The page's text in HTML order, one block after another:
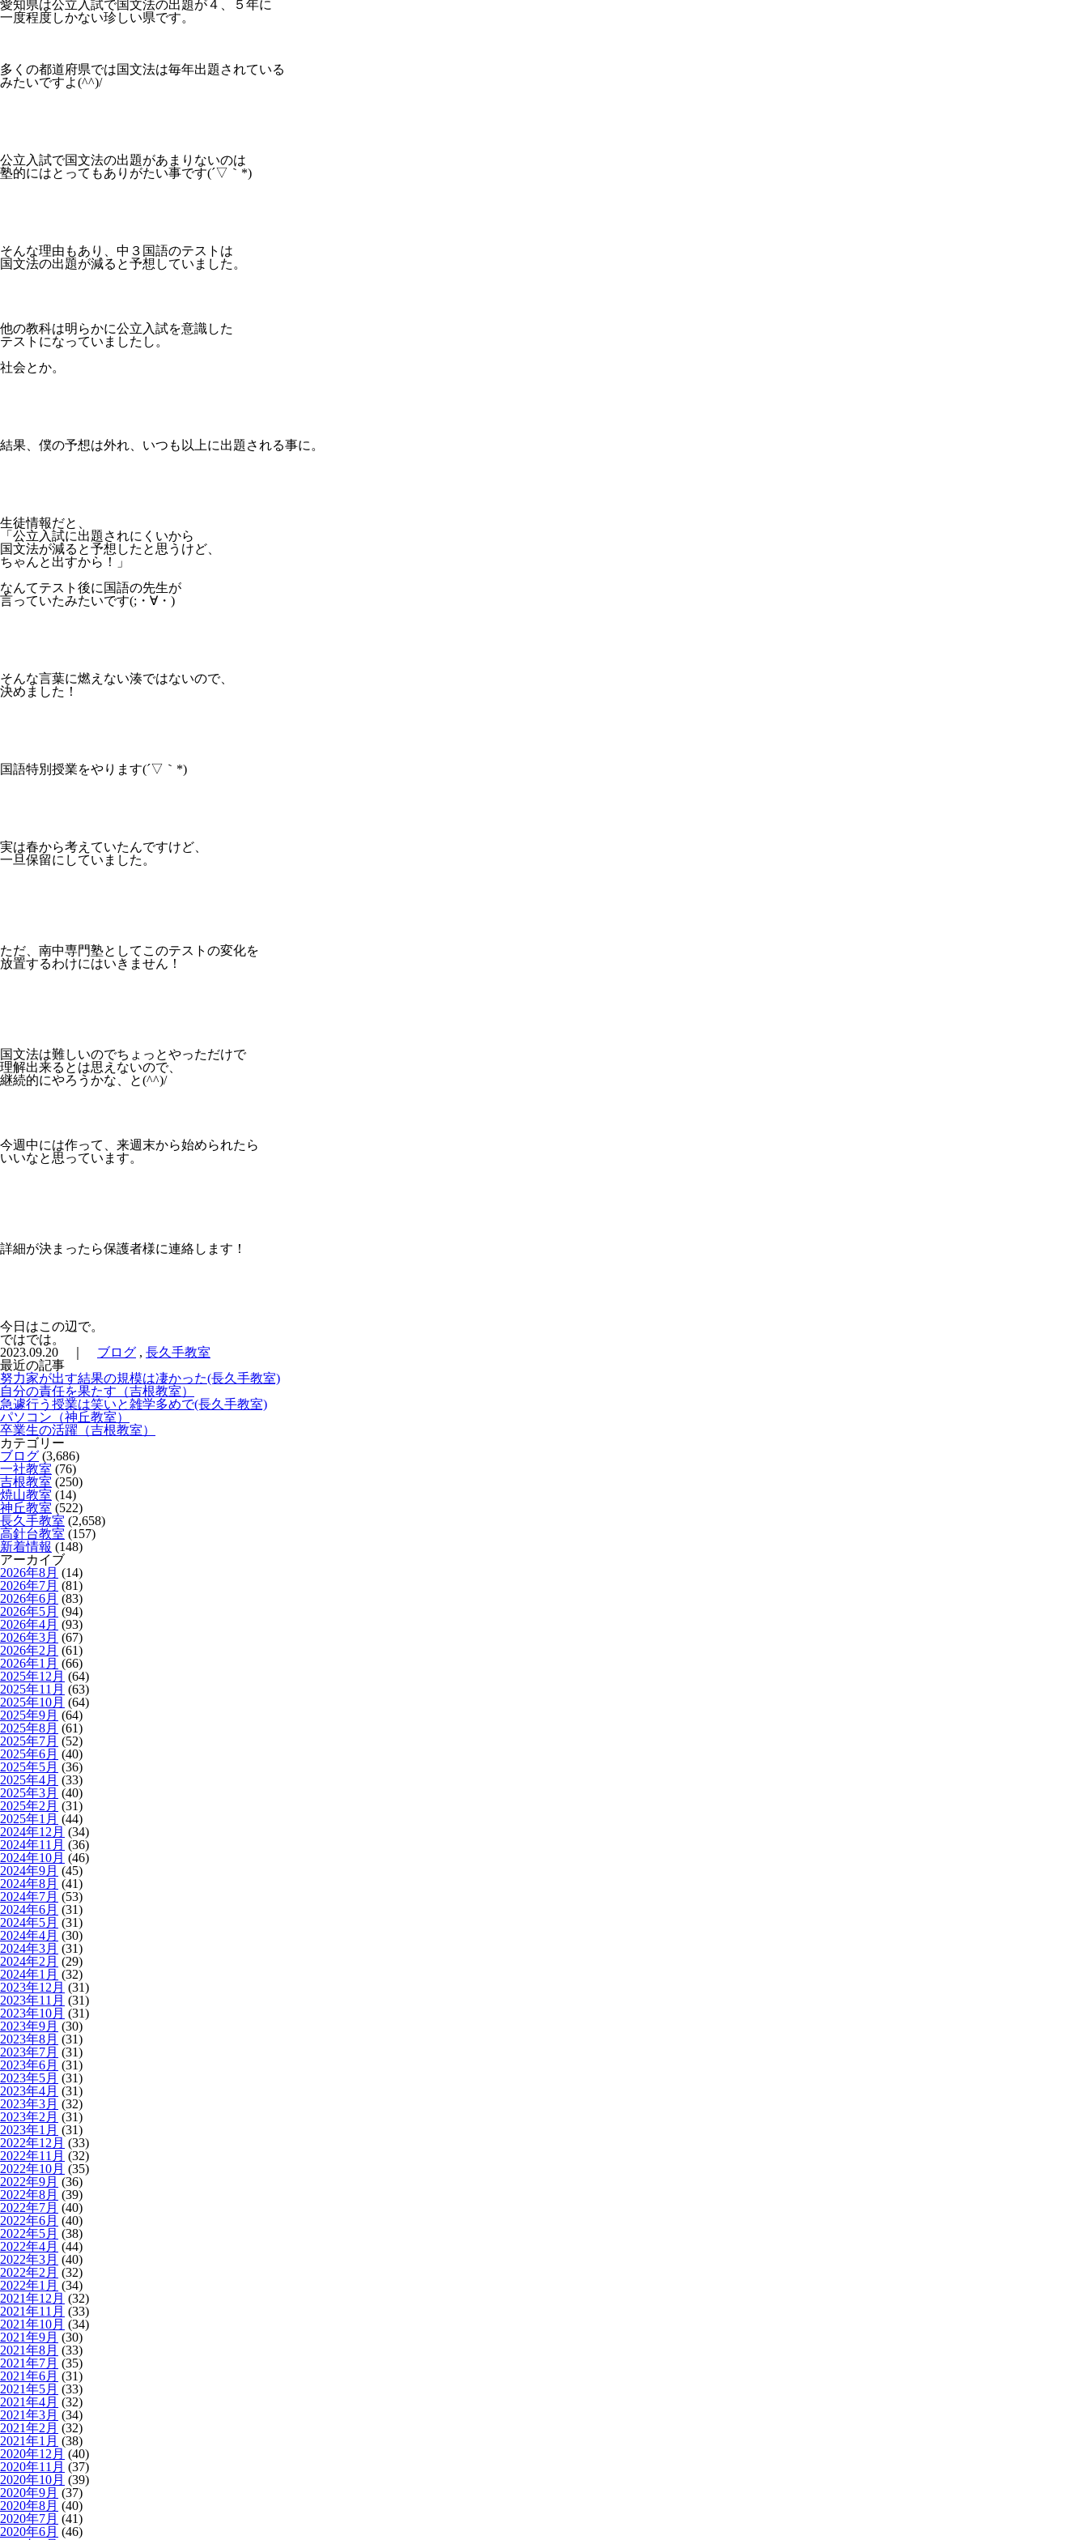
愛知県は公立入試で国文法の出題が４、５年に
一度程度しかない珍しい県です。
多くの都道府県では国文法は毎年出題されている
みたいですよ(^^)/
公立入試で国文法の出題があまりないのは
塾的にはとってもありがたい事です(´▽｀*)
そんな理由もあり、中３国語のテストは
国文法の出題が減ると予想していました。
他の教科は明らかに公立入試を意識した
テストになっていましたし。
社会とか。
結果、僕の予想は外れ、いつも以上に出題される事に。
生徒情報だと、
「公立入試に出題されにくいから
国文法が減ると予想したと思うけど、
ちゃんと出すから！」
なんてテスト後に国語の先生が
言っていたみたいです(;・∀・)
そんな言葉に燃えない湊ではないので、
決めました！
国語特別授業をやります(´▽｀*)
実は春から考えていたんですけど、
一旦保留にしていました。
ただ、南中専門塾としてこのテストの変化を
放置するわけにはいきません！
国文法は難しいのでちょっとやっただけで
理解出来るとは思えないので、
継続的にやろうかな、と(^^)/
今週中には作って、来週末から始められたら
いいなと思っています。
詳細が決まったら保護者様に連絡します！
今日はこの辺で。
ではでは。
2023.09.20 ｜ ブログ , 長久手教室
最近の記事
努力家が出す結果の規模は凄かった(長久手教室)
自分の責任を果たす（吉根教室）
急遽行う授業は笑いと雑学多めで(長久手教室)
パソコン（神丘教室）
卒業生の活躍（吉根教室）
カテゴリー
ブログ (3,686)
一社教室 (76)
吉根教室 (250)
焼山教室 (14)
神丘教室 (522)
長久手教室 (2,658)
高針台教室 (157)
新着情報 (148)
アーカイブ
2026年8月 (14)
2026年7月 (81)
2026年6月 (83)
2026年5月 (94)
2026年4月 (93)
2026年3月 (67)
2026年2月 (61)
2026年1月 (66)
2025年12月 (64)
2025年11月 (63)
2025年10月 (64)
2025年9月 (64)
2025年8月 (61)
2025年7月 (52)
2025年6月 (40)
2025年5月 (36)
2025年4月 (33)
2025年3月 (40)
2025年2月 (31)
2025年1月 (44)
2024年12月 (34)
2024年11月 (36)
2024年10月 (46)
2024年9月 (45)
2024年8月 (41)
2024年7月 (53)
2024年6月 (31)
2024年5月 (31)
2024年4月 (30)
2024年3月 (31)
2024年2月 (29)
2024年1月 (32)
2023年12月 (31)
2023年11月 (31)
2023年10月 (31)
2023年9月 (30)
2023年8月 (31)
2023年7月 (31)
2023年6月 (31)
2023年5月 (31)
2023年4月 (31)
2023年3月 (32)
2023年2月 (31)
2023年1月 (31)
2022年12月 (33)
2022年11月 (32)
2022年10月 (35)
2022年9月 (36)
2022年8月 (39)
2022年7月 (40)
2022年6月 (40)
2022年5月 (38)
2022年4月 (44)
2022年3月 (40)
2022年2月 (32)
2022年1月 (34)
2021年12月 (32)
2021年11月 (33)
2021年10月 (34)
2021年9月 (30)
2021年8月 (33)
2021年7月 (35)
2021年6月 (31)
2021年5月 (33)
2021年4月 (32)
2021年3月 (34)
2021年2月 (32)
2021年1月 (38)
2020年12月 (40)
2020年11月 (37)
2020年10月 (39)
2020年9月 (37)
2020年8月 (40)
2020年7月 (41)
2020年6月 (46)